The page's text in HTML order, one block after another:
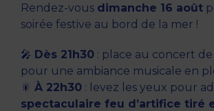
Rendez-vous dimanche 16 août
soirée festive au bord de la mer !
🎤 Dès 21h30 : place au concert de
pour une ambiance musicale en
🎇 À 22h30 : levez les yeux pour
spectaculaire feu d’artifice tiré